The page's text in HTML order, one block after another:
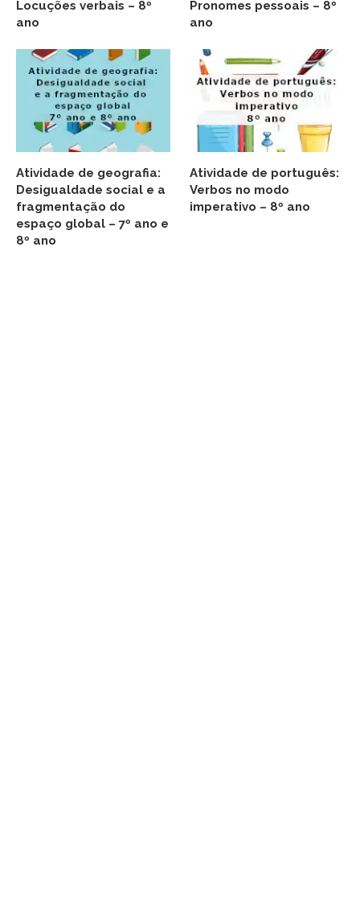
Locuções verbais – 8º
ano
Pronomes pessoais – 8º
ano
Atividade de geografia:
Desigualdade social e a
fragmentação do
espaço global – 7º ano e
8º ano
Atividade de português:
Verbos no modo
imperativo – 8º ano